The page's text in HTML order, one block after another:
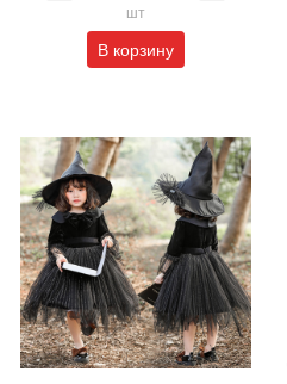
шт
В корзину